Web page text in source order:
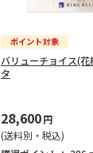
バリューチョイス(
タ
28,600円
(送料別・税込)